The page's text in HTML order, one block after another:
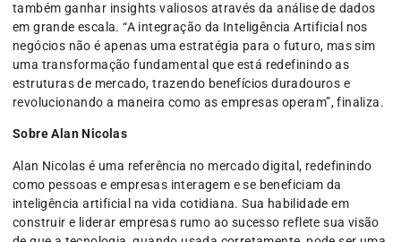
também ganhar insights valiosos através da análise de dados
em grande escala. “A integração da Inteligência Artificial nos
negócios não é apenas uma estratégia para o futuro, mas sim
uma transformação fundamental que está redefinindo as
estruturas de mercado, trazendo benefícios duradouros e
revolucionando a maneira como as empresas operam”, finaliza.
Sobre Alan Nicolas
Alan Nicolas é uma referência no mercado digital, redefinindo
como pessoas e empresas interagem e se beneficiam da
inteligência artificial na vida cotidiana. Sua habilidade em
construir e liderar empresas rumo ao sucesso reflete sua visão